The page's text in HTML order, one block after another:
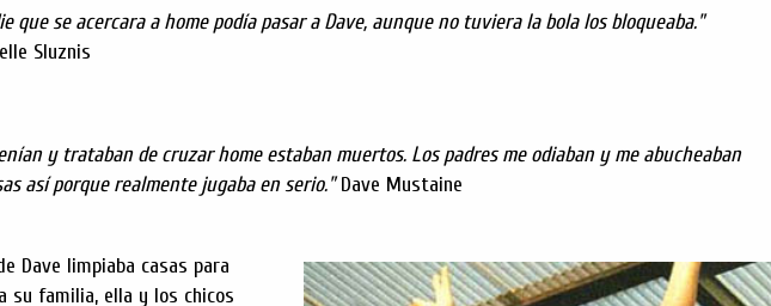
que se acercara a home podía pasar a Dave, aunque no tuviera la bola los bloqueaba."
Sluznis
y trataban de cruzar home estaban muertos. Los padres me odiaban y me abucheaban
así porque realmente jugaba en serio."Dave Mustaine
Dave limpiaba casas para
su familia, ella y los chicos